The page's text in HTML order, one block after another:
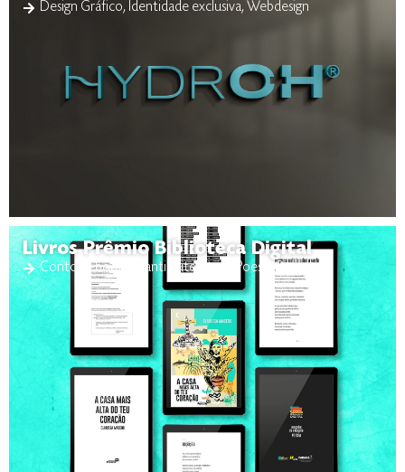
Design Gráfico, Identidade exclusiva,Webdesign
Livros Prêmio Biblioteca Digital
Conto e-book Infantil Literatura Poesia ,Romance